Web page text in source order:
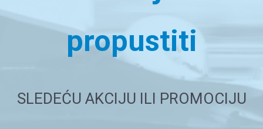
propustiti
SLEDEĆU AKCIJU ILI PROMOCIJU